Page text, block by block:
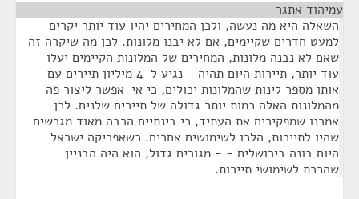
עמיהוד אתגר
השאלה היא מה נעשה, ולכן המחירים יהיו עוד יותר יקרים
למעט חדרים שקיימים, אם לא יבנו מלונות. לכן מה שיקרה זה
שאם לא נבנה מלונות, המחירים של המלונות הקיימים יעלו
עוד יותר, תיירות היום תהיה - נגיע ל-4 מיליון תיירים עם
אותו מספר לינות שהמלונות יכולים, כי אי-אפשר ליצור פה
מהמלונות האלה כמות יותר גדולה של תיירים שלנים. לכן
אמרנו שמפקירים את העתיד, כי בינתיים הרבה מאוד מגרשים
שהיו לתיירות, הלכו לשימושים אחרים. כשאפריקה ישראל
היום בונה בירושלים - - מגורים גדול, הוא היה הבניין
שהכרת לשימושי תיירות.